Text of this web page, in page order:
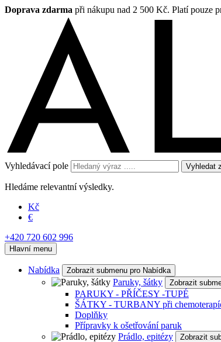
Doprava zdarma při nákupu nad 2 500 Kč. Platí pouze
Vyhledávací pole Vyhledat
Hledáme relevantní výsledky.
Kč
€
+420 720 602 996
Hlavní menu
Nabídka Zobrazit submenu pro Nabídka
Paruky, šátky Zobrazit
PARUKY - PŘÍČESY -TUPÉ
ŠÁTKY - TURBANY při
Doplňky
Přípravky k ošetřování paruk
Prádlo, epitézy
Zobrazit